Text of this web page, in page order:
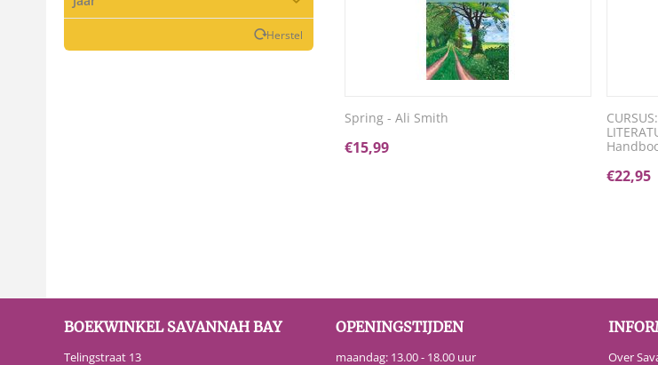
Herstel
Spring - Ali Smith
€15,99
€22,95
BOEKWINKEL SAVANNAH BAY
Telingstraat 13
OPENINGSTIJDEN
maandag: 13.00 - 18.00 uur Over